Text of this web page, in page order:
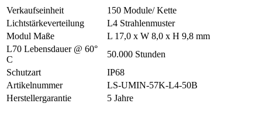
Verkaufseinheit
150 Module/ Kette
Lichtstärkeverteilung
L4 Strahlenmuster
Modul Maße
L 17,0 x W 8,0 x H 9,8 mm
L70 Lebensdauer @ 60°
C
50.000 Stunden
Schutzart
IP68
Artikelnummer
LS-UMIN-57K-L4-50B
Herstellergarantie
5 Jahre